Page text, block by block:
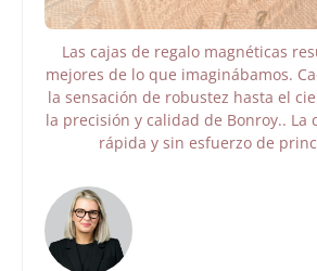
Las cajas de regalo magnéticas
mejores de lo que imaginábamos.
la sensación de robustez hasta el
la precisión y calidad de Bonroy.. La
rápida y sin esfuerzo de